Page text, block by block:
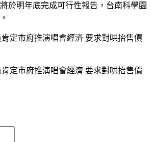
於明年底完成可行性報告，台南科學園